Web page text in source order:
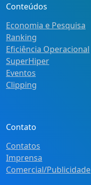
Conteúdos
Economia e Pesquisa
Ranking
Eficiência Operacional
SuperHiper
Eventos
Clipping
Contato
Contatos
Imprensa
Comercial/Publicidade